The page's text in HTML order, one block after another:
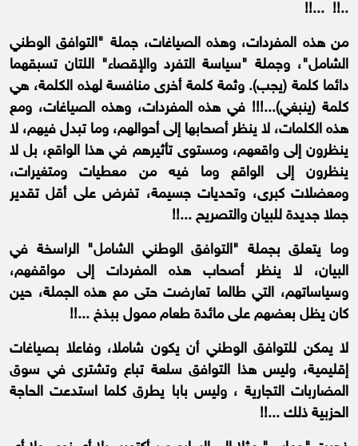
..!! ...!!
من هذه المفردات، وهذه الصياغات، جملة "التوافق الوطني
الشامل"، وجملة "سياسة التفرد والإقصاء" اللتان تسبقهما
دائما كلمة (يجب). وثمة كلمة أخرى منافسة لهذه الكلمة، هي
كلمة (ينبغي)...!!! في هذه المفردات، وهذه الصياغات، ومع
هذه الكلمات، لا ينظر أصحابها إلى أحوالهم، وما تبدل فيهم، لا
ينظرون إلى واقعهم، ومستوى تأثيرهم في هذا الواقع، بل لا
ينظرون إلى الواقع وما فيه من معطيات ومتغيرات،
ومعضلات كبرى، وتحديات جسيمة، تفرض على أقل تقدير
جملا جديدة للبيان والتصريح ...!!
وما يتعلق بجملة "التوافق الوطني الشامل" الراسخة في
البيان، لا ينظر أصحاب هذه المفردات إلى مواقفهم،
وسياساتهم، التي طالما تعارضت حتى مع هذه الجملة، حين
كان يظل بعضهم على مائدة طعام ممول ببذخ ...!!
لا يمكن للتوافق الوطني أن يكون شاملا، وفاعلا بصياغات
إقليمية، وليس هذا التوافق سلعة تباع وتشترى في سوق
المضاربات التجارية ، وليس بابا يطرق كلما استدعت الحاجة
الحزبية ذلك ...!!